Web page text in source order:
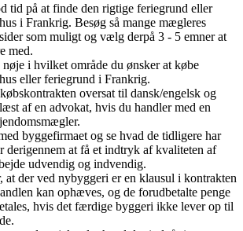
tid på at finde den rigtige feriegrund eller
i Frankrig. Besøg så mange mægleres
som muligt og vælg derpå 3 - 5 emner at
med.
i hvilket område du ønsker at købe
eller feriegrund i Frankrig.
oversat til dansk/engelsk og
af en advokat, hvis du handler med en
byggefirmaet og se hvad de tidligere har
derigennem at få et indtryk af kvaliteten af
udvendig og indvendig.
at der ved nybyggeri er en klausul i kontrakten
kan ophæves, og de forudbetalte penge
hvis det færdige byggeri ikke lever op til